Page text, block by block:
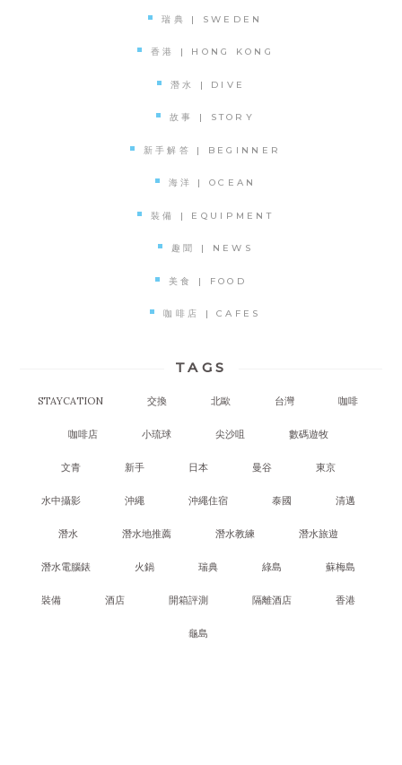
瑞典 | SWEDEN
香港 | HONG KONG
潛水 | DIVE
故事 | STORY
新手解答 | BEGINNER
海洋 | OCEAN
裝備 | EQUIPMENT
趣聞 | NEWS
美食 | FOOD
咖啡店 | CAFES
TAGS
STAYCATION 交換 北歐 台灣 咖啡
咖啡店 小琉球 尖沙咀 數碼遊牧
文青 新手 日本 曼谷 東京
水中攝影 沖繩 沖繩住宿 泰國 清邁
潛水 潛水地推薦 潛水教練 潛水旅遊
潛水電腦錶 火鍋 瑞典 綠島 蘇梅島
裝備 酒店 開箱評測 隔離酒店 香港
龜島